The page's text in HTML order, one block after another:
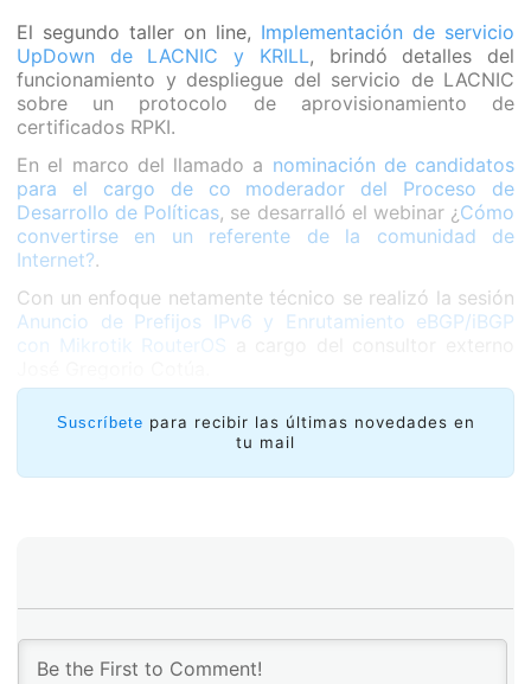
El segundo taller on line, Implementación de servicio
UpDown de LACNIC y KRILL, brindó detalles del
funcionamiento y despliegue del servicio de LACNIC
sobre un protocolo de aprovisionamiento de
certificados RPKI.
En el marco del llamado a nominación de candidatos
para el cargo de co moderador del Proceso de
Desarrollo de Políticas, se desarralló el webinar ¿ Cómo
convertirse en un referente de la comunidad de
Internet?.
Con un enfoque netamente técnico se realizó la sesión
Anuncio de Prefijos IPv6 y Enrutamiento eBGP/iBGP
con Mikrotik RouterOS
Suscríbete para recibir las últimas novedades en
tu mail